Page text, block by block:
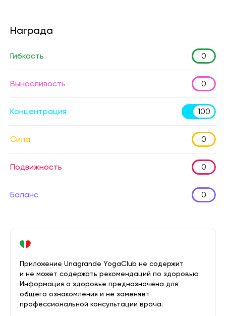
Награда
Гибкость 0
Выносливость 0
Концентрация 100
Сила 0
Подвижность 0
Баланс 0
Приложение Unagrande YogaClub не содержит
и не может содержать рекомендаций по здоровью.
Информация о здоровье предназначена для
общего ознакомления и не заменяет
профессиональной консультации врача.